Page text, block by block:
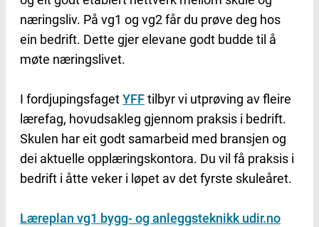
næringsliv. På vg1 og vg2 får du prøve deg hos
ein bedrift. Dette gjer elevane godt budde til å
møte næringslivet.
I fordjupingsfagetYFFtilbyr vi utprøving av fleire
lærefag, hovudsakleg gjennom praksis i bedrift.
Skulen har eit godt samarbeid med bransjen og
dei aktuelle opplæringskontora. Du vil få praksis i
bedrift i åtte veker i løpet av det fyrste skuleåret.
Læreplan vg1 bygg- og anleggsteknikk udir.no